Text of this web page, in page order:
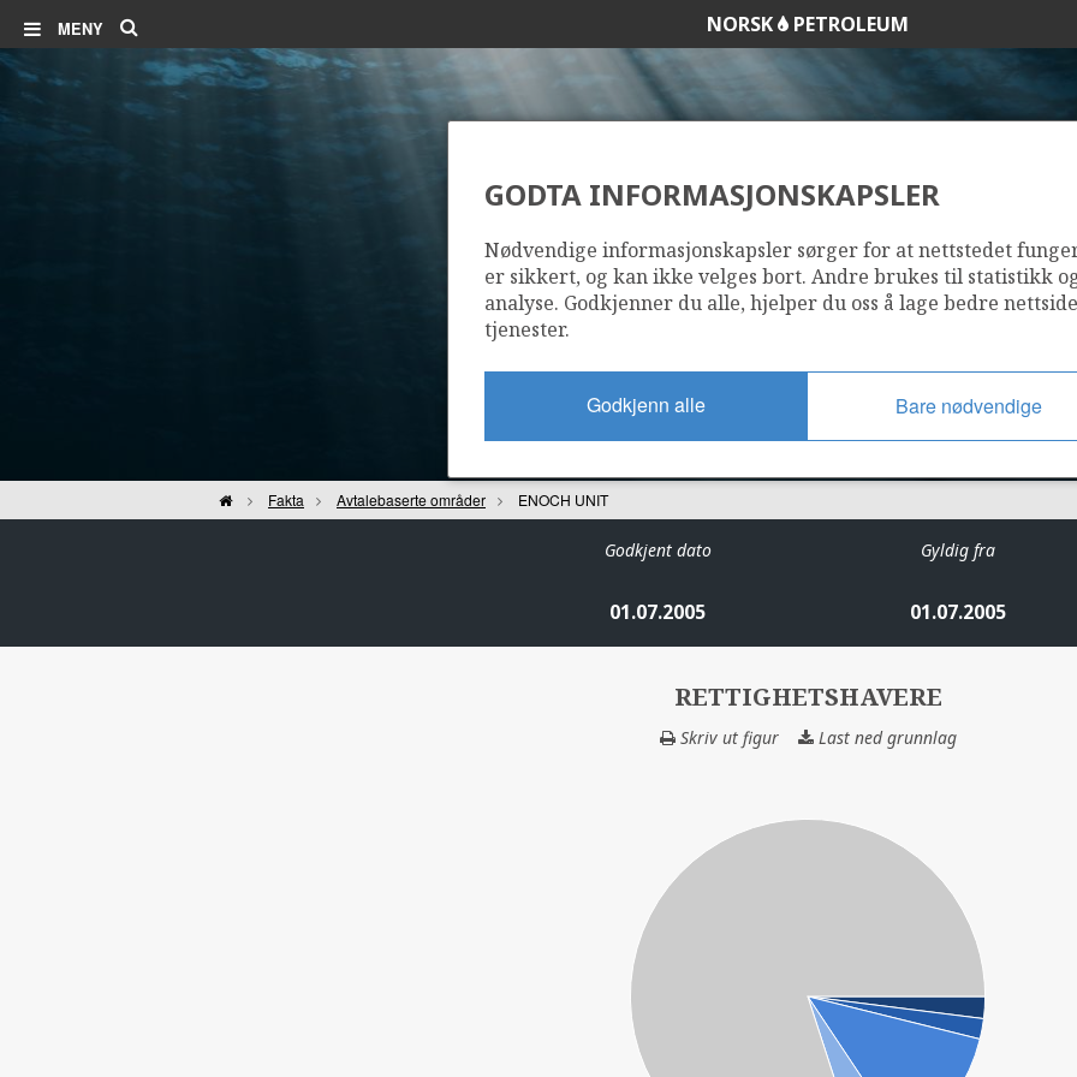
MENY NORSK PETROLEUM
ENOCH UNIT
Hjem Fakta Avtalebaserte områder ENOCH UNIT
Godkjent dato
01.07.2005
Gyldig fra
01.07.2005
RETTIGHETSHAVERE
Skriv ut figur Last ned grunnlag
GODTA INFORMASJONSKAPSLER
Nødvendige informasjonskapsler sørger for at nettstedet
er sikkert, og kan ikke velges bort. Andre brukes til statistikk
analyse. Godkjenner du alle, hjelper du oss å lage bedre
tjenester.
Godkjenn alle Bare nødvendige